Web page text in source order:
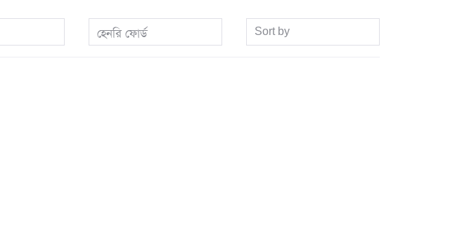
হেনরি ফোর্ড Sort by